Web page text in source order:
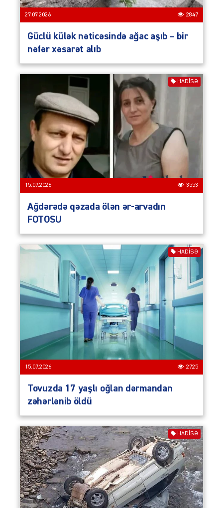
27.07.2026 2847
Güclü külək nəticəsində ağac aşıb – bir
nəfər xəsarət alıb
HADISƏ
15.07.2026 3553
Ağdərədə qəzada ölən ər-arvadın
FOTOSU
HADISƏ
15.07.2026 2725
Tovuzda 17 yaşlı oğlan dərmandan
zəhərlənib öldü
HADISƏ